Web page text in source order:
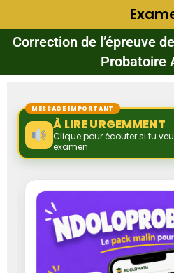
Correction de l’épreuve
Probatoire
MESSAGE IMPORTANT
À LIRE URGEMMENT
Clique pour écouter si tu
examen